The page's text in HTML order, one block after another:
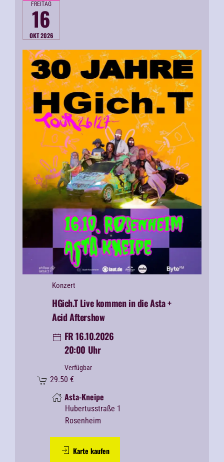
FREITAG
16
OKT 2026
Konzert
HGich.T Live kommen in die Asta +
Acid Aftershow
FR 16.10.2026
20:00 Uhr
Verfügbar
29.50 €
Asta-Kneipe
Hubertusstraße 1
Rosenheim
Karte kaufen